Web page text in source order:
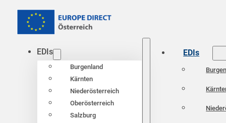
EDIs
Burgenland
Kärnten
Niederösterreich
Oberösterreich
Salzburg
EDIs